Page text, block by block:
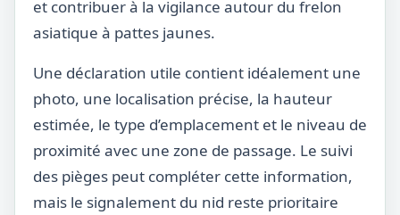
et contribuer à la vigilance autour du frelon
asiatique à pattes jaunes.
Une déclaration utile contient idéalement une
photo, une localisation précise, la hauteur
estimée, le type d’emplacement et le niveau de
proximité avec une zone de passage. Le suivi
des pièges peut compléter cette information,
mais le signalement du nid reste prioritaire